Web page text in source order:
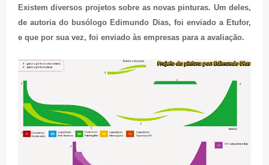
Existem diversos projetos sobre as novas pinturas. Um deles,
de autoria do busólogo Edimundo Dias, foi enviado a Etufor,
e que por sua vez, foi enviado às empresas para a avaliação.